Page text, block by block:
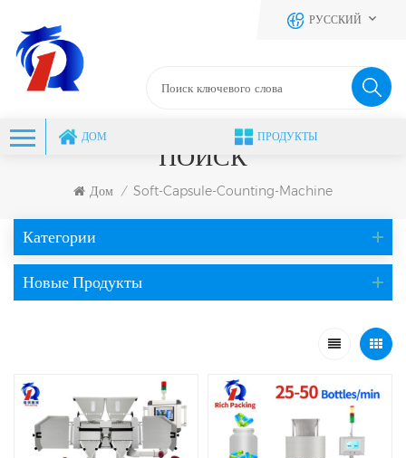
РУССКИЙ
ДОМ ПРОДУКТЫ
ПОИСК
Дом / Soft-Capsule-Counting-Machine
Категории
Новые Продукты